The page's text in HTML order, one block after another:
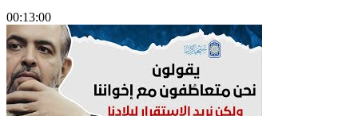
00:13:00